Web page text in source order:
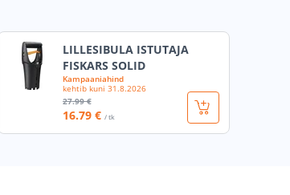
LILLESIBULA ISTUTAJA
FISKARS SOLID
Kampaaniahind
kehtib kuni 31.8.2026
27.99 €
16.79 € / tk